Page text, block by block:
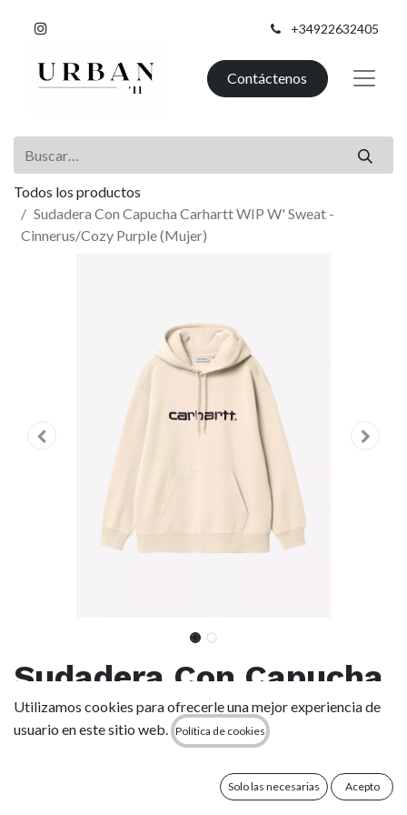
+34922632405
Contáctenos
Todos los productos
Sudadera Con Capucha Carhartt WIP W' Sweat -
Cinnerus/Cozy Purple (Mujer)
Sudadera Con Capucha
Carhartt WIP W' Sweat
- Cinnerus/Cozy Purple
Utilizamos cookies para ofrecerle una mejor experiencia de
usuario en este sitio web.
Política de cookies
Solo las necesarias Acepto